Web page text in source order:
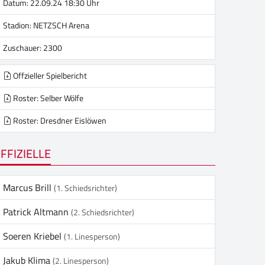
Stadion:NETZSCH Arena
Zuschauer: 2300
Offzieller Spielbericht
Roster: Selber Wölfe
Roster: Dresdner Eislöwen
Marcus Brill(1. Schiedsrichter)
Patrick Altmann(2. Schiedsrichter)
Soeren Kriebel(1. Linesperson)
Jakub Klima(2. Linesperson)